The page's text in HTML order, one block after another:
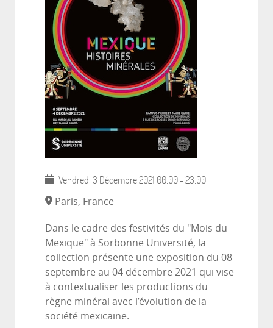
Vendredi 3 Décembre 2021 00:00 -23:00
Paris, France
Dans le cadre des festivités du "Mois du
Mexique" à Sorbonne Université, la
collection présente une exposition du 08
septembre au 04 décembre 2021 qui vise
à contextualiser les productions du
règne minéral avec l’évolution de la
société mexicaine.